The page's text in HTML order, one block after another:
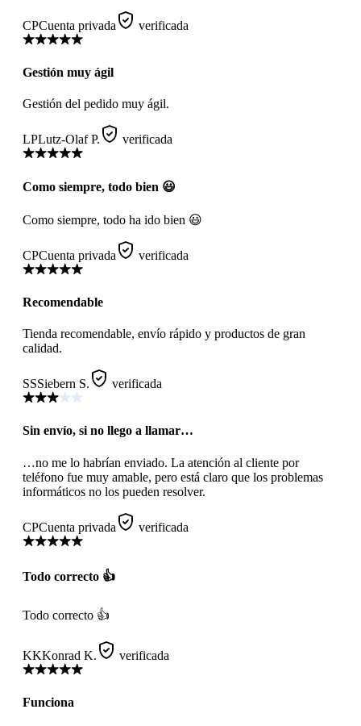
CPCuenta privada verificada
Gestión muy ágil
Gestión del pedido muy ágil.
LPLutz-Olaf P. verificada
Como siempre, todo bien 😃
Como siempre, todo ha ido bien 😃
CPCuenta privada verificada
Recomendable
Tienda recomendable, envío rápido y productos de gran
calidad.
SSSiebern S. verificada
Sin envío, si no llego a llamar…
…no me lo habrían enviado. La atención al cliente por
teléfono fue muy amable, pero está claro que los problemas
informáticos no los pueden resolver.
CPCuenta privada verificada
Todo correcto 👍
Todo correcto 👍
KKKonrad K. verificada
Funciona